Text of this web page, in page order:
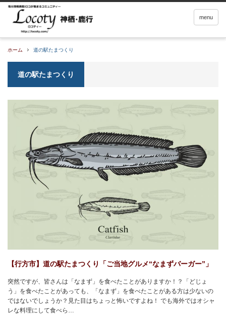
menu
ホーム 道の駅たまつくり
道の駅たまつくり
【行方市】道の駅たまつくり「ご当地グルメ“なまずバーガー”」
突然ですが、皆さんは「なまず」を食べたことがありますか！？「どじょ
う」を食べたことがあっても、「なまず」を食べたことがある方は少ないの
ではないでしょうか？見た目はちょっと怖いですよね！ でも海外ではオシャ
レな料理にして食べら…